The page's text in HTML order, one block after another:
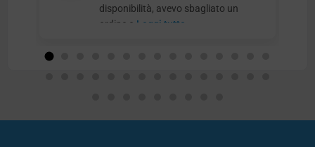
disponibilità, avevo sbagliato un
ordine e Leggi tutto